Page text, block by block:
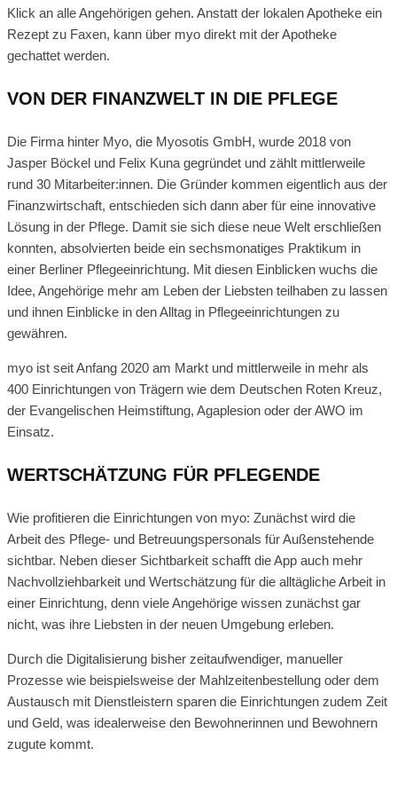
Klick an alle Angehörigen gehen. Anstatt der lokalen Apotheke ein
Rezept zu Faxen, kann über myo direkt mit der Apotheke
gechattet werden.
VON DER FINANZWELT IN DIE PFLEGE
Die Firma hinter Myo, die Myosotis GmbH, wurde 2018 von
Jasper Böckel und Felix Kuna gegründet und zählt mittlerweile
rund 30 Mitarbeiter:innen. Die Gründer kommen eigentlich aus der
Finanzwirtschaft, entschieden sich dann aber für eine innovative
Lösung in der Pflege. Damit sie sich diese neue Welt erschließen
konnten, absolvierten beide ein sechsmonatiges Praktikum in
einer Berliner Pflegeeinrichtung. Mit diesen Einblicken wuchs die
Idee, Angehörige mehr am Leben der Liebsten teilhaben zu lassen
und ihnen Einblicke in den Alltag in Pflegeeinrichtungen zu
gewähren.
myo ist seit Anfang 2020 am Markt und mittlerweile in mehr als
400 Einrichtungen von Trägern wie dem Deutschen Roten Kreuz,
der Evangelischen Heimstiftung, Agaplesion oder der AWO im
Einsatz.
WERTSCHÄTZUNG FÜR PFLEGENDE
Wie profitieren die Einrichtungen von myo: Zunächst wird die
Arbeit des Pflege- und Betreuungspersonals für Außenstehende
sichtbar. Neben dieser Sichtbarkeit schafft die App auch mehr
Nachvollziehbarkeit und Wertschätzung für die alltägliche Arbeit in
einer Einrichtung, denn viele Angehörige wissen zunächst gar
nicht, was ihre Liebsten in der neuen Umgebung erleben.
Durch die Digitalisierung bisher zeitaufwendiger, manueller
Prozesse wie beispielsweise der Mahlzeitenbestellung oder dem
Austausch mit Dienstleistern sparen die Einrichtungen zudem Zeit
und Geld, was idealerweise den Bewohnerinnen und Bewohnern
zugute kommt.